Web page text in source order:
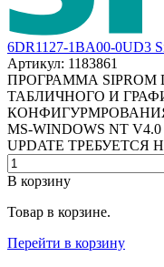
6DR1127-1BA00-0UD3
Артикул: 1183861
ПРОГРАММА SIPROM
ТАБЛИЧНОГО И
КОНФИГУРМРОВАНИЯ
MS-WINDOWS NT
UPDATE
В корзину
Товар в корзине.
Перейти в корзину